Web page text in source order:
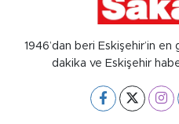
1946’dan beri Eskişehir’in
dakika ve Eskişehir